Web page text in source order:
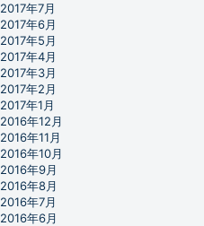
2017年7月
2017年6月
2017年5月
2017年4月
2017年3月
2017年2月
2017年1月
2016年12月
2016年11月
2016年10月
2016年9月
2016年8月
2016年7月
2016年6月